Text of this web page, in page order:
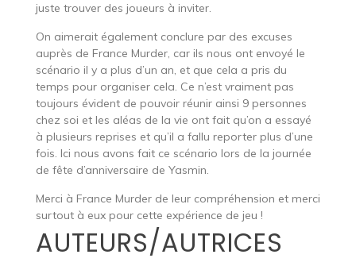
juste trouver des joueurs à inviter.
On aimerait également conclure par des excuses
auprès de France Murder, car ils nous ont envoyé le
scénario il y a plus d’un an, et que cela a pris du
temps pour organiser cela. Ce n’est vraiment pas
toujours évident de pouvoir réunir ainsi 9 personnes
chez soi et les aléas de la vie ont fait qu’on a essayé
à plusieurs reprises et qu’il a fallu reporter plus d’une
fois. Ici nous avons fait ce scénario lors de la journée
de fête d’anniversaire de Yasmin.
Merci à France Murder de leur compréhension et merci
surtout à eux pour cette expérience de jeu !
AUTEURS/AUTRICES